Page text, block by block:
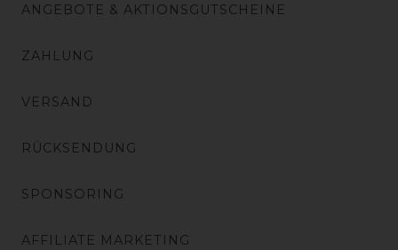
ANGEBOTE & AKTIONSGUTSCHEINE
ZAHLUNG
VERSAND
RÜCKSENDUNG
SPONSORING
AFFILIATE MARKETING